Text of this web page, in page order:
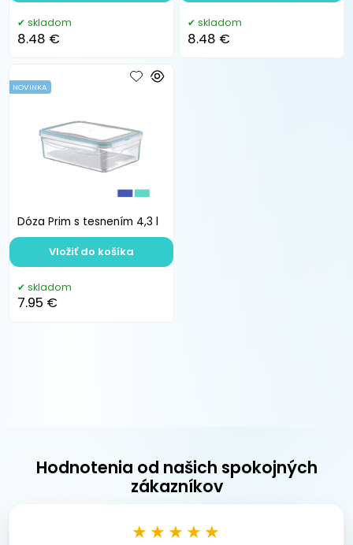
skladom
8.48 €
skladom
8.48 €
Dóza Prim s tesnením 4,3 l
NOVINKA
skladom
7.95 €
Vložiť do košíka
Hodnotenia od našich spokojných
zákazníkov
★★★★★